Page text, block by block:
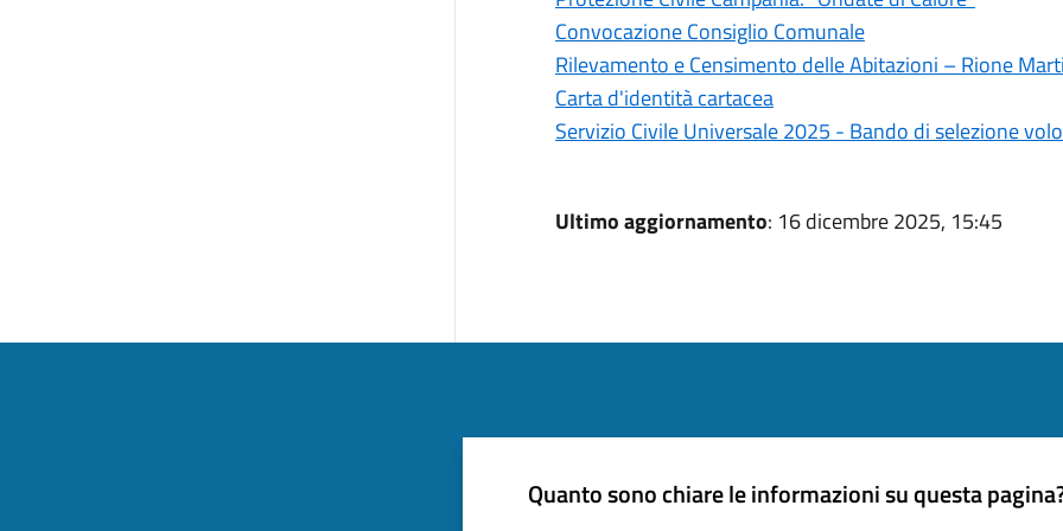
Convocazione Consiglio Comunale
Rilevamento e Censimento delle Abitazioni – Rione
Carta d'identità cartacea
Servizio Civile Universale 2025 - Bando di selezione
Ultimo aggiornamento: 16 dicembre 2025, 15:45
Quanto sono chiare le informazioni su questa